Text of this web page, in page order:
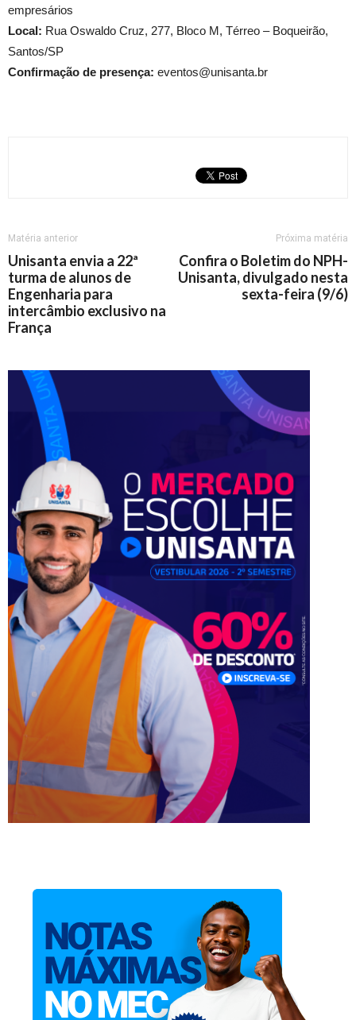
empresários
Local: Rua Oswaldo Cruz, 277, Bloco M, Térreo – Boqueirão,
Santos/SP
Confirmação de presença: eventos@unisanta.br
Matéria anterior
Unisanta envia a 22ª
turma de alunos de
Engenharia para
intercâmbio exclusivo na
França
Próxima matéria
Confira o Boletim do NPH-
Unisanta, divulgado nesta
sexta-feira (9/6)